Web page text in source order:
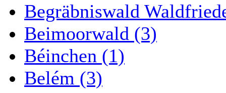
Begräbniswald
Beimoorwald (3)
Béinchen (1)
Belém (3)